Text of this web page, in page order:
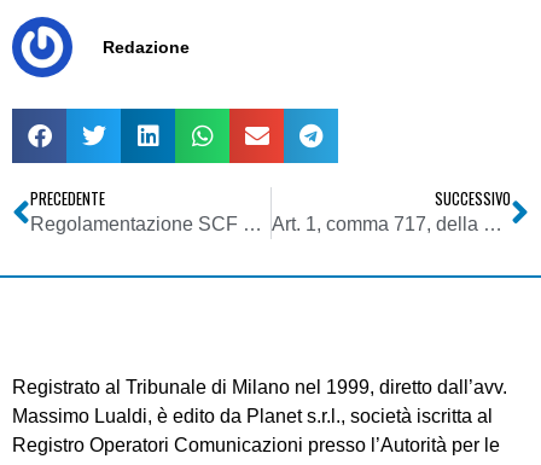
Redazione
PRECEDENTE
Regolamentazione SCF e SIAE per trasmissione radiofonica via Internet
SUCCESSIVO
Art. 1, comma 717, della Legge n. 296/2006, cosiddetta Legge Finanziaria per il 2007 – estensione benefici ex art. 3, c. 2-ter Legge n. 250/1990 e ss. mm.
Registrato al Tribunale di Milano nel 1999, diretto dall’avv.
Massimo Lualdi, è edito da Planet s.r.l., società iscritta al
Registro Operatori Comunicazioni presso l’Autorità per le